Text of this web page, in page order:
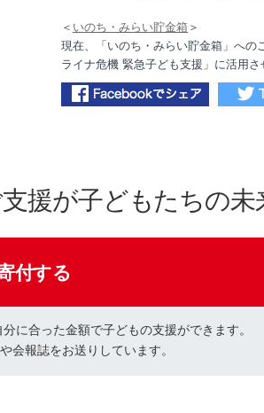
＜ いのち・みらい貯金箱 ＞
現在、「いのち・みらい貯金箱」への
ライナ危機 緊急子ども支援」に活用さ
援が子どもたちの未
付する
に合った金額で子どもの支援ができます。
会報誌をお送りしています。